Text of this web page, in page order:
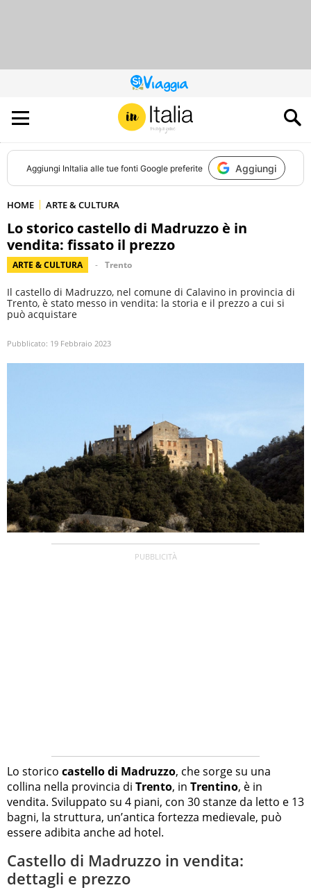
QUESTO
SITO
CONTRIBUISCE
ALL’AUDIENCE
DI
Aggiungi InItalia alle tue fonti Google preferite Aggiungi
HOME ARTE & CULTURA
Lo storico castello di Madruzzo è in
vendita: fissato il prezzo
ARTE & CULTURA Trento
Il castello di Madruzzo, nel comune di Calavino in provincia di
Trento, è stato messo in vendita: la storia e il prezzo a cui si
può acquistare
Pubblicato: 19 Febbraio 2023
Lo storico castello di Madruzzo, che sorge su una
collina nella provincia di Trento, in Trentino, è in
vendita. Sviluppato su 4 piani, con 30 stanze da letto e 13
bagni, la struttura, un’antica fortezza medievale, può
essere adibita anche ad hotel.
Castello di Madruzzo in vendita:
dettagli e prezzo